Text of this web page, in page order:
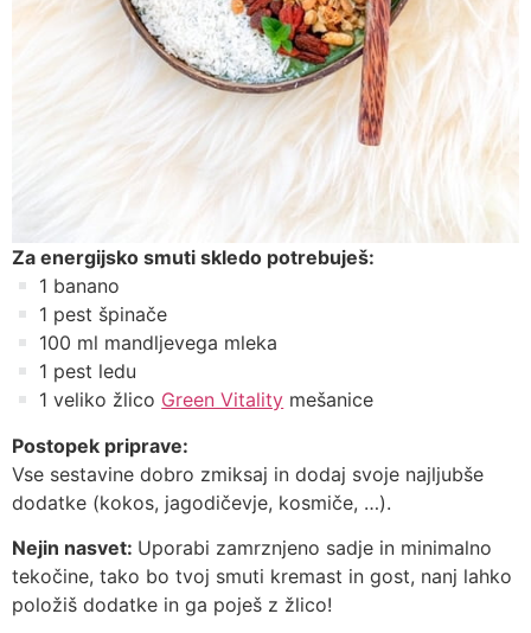
Za energijsko smuti skledo potrebuješ:
1 banano
1 pest špinače⁣
100 ml mandljevega mleka⁣
1 pest ledu⁣
1 veliko žlico Green Vitality mešanice
Postopek priprave:
Vse sestavine dobro zmiksaj in dodaj svoje najljubše
dodatke (kokos, jagodičevje, kosmiče, …). ⁣
Nejin nasvet: Uporabi zamrznjeno sadje in minimalno
tekočine, tako bo tvoj smuti kremast in gost, nanj lahko
položiš dodatke in ga poješ z žlico!